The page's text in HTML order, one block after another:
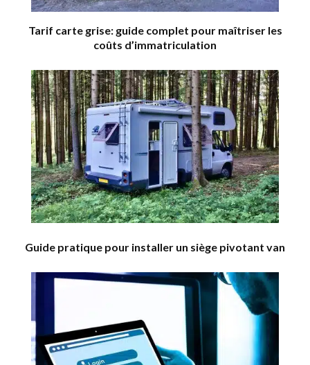
Tarif carte grise: guide complet pour maîtriser les
coûts d’immatriculation
Guide pratique pour installer un siège pivotant van